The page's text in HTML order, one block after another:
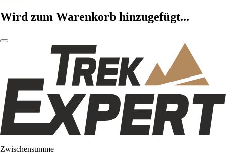
Wird zum Warenkorb hinzugefügt...
Zwischensumme